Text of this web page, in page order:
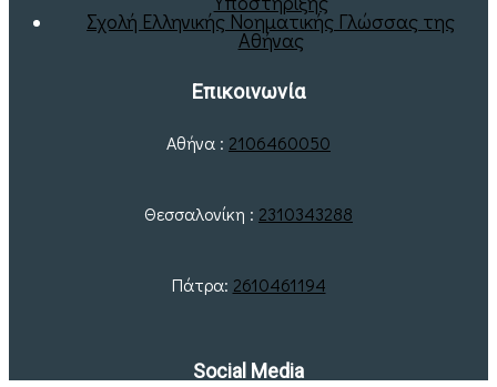
Σχολή Ελληνικής Νοηματικής Γλώσσας της
Αθήνας
Επικοινωνία
Αθήνα : 2106460050
Θεσσαλονίκη : 2310343288
Πάτρα: 2610461194
Social Media